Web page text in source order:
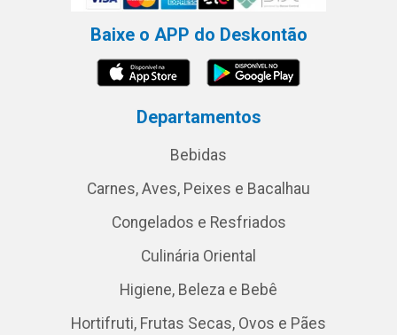
Baixe o APP do Deskontão
Departamentos
Bebidas
Carnes, Aves, Peixes e Bacalhau
Congelados e Resfriados
Culinária Oriental
Higiene, Beleza e Bebê
Hortifruti, Frutas Secas, Ovos e Pães